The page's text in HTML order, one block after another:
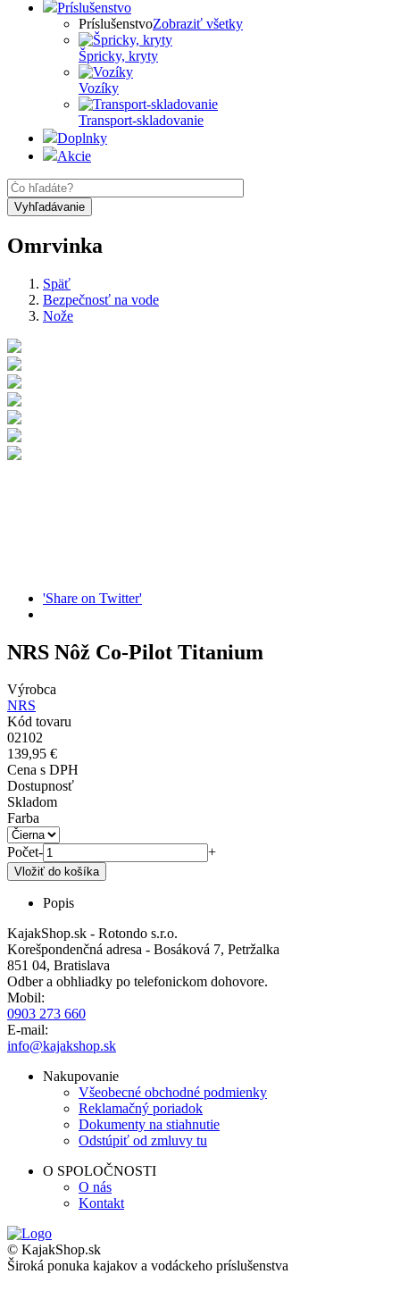
Príslušenstvo
PríslušenstvoZobraziť všetky
Špricky, kryty
Vozíky
Transport-skladovanie
Doplnky
Akcie
Omrvinka
Späť
Bezpečnosť na vode
Nože
'Share on Twitter'
NRS Nôž Co-Pilot Titanium
Výrobca
NRS
Kód tovaru
02102
139,95 €
Cena s DPH
Dostupnosť
Skladom
Farba
Počet- +
Popis
KajakShop.sk - Rotondo s.r.o.
Korešpondenčná adresa - Bosáková 7, Petržalka
851 04, Bratislava
Odber a obhliadky po telefonickom dohovore.
Mobil:
0903 273 660
E-mail:
info@kajakshop.sk
Nakupovanie
Všeobecné obchodné podmienky
Reklamačný poriadok
Dokumenty na stiahnutie
Odstúpiť od zmluvy tu
O SPOLOČNOSTI
O nás
Kontakt
© KajakShop.sk
Široká ponuka kajakov a vodáckeho príslušenstva